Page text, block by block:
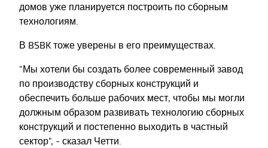
домов уже планируется построить по сборным
технологиям.
В BSBK тоже уверены в его преимуществах.
"Мы хотели бы создать более современный завод
по производству сборных конструкций и
обеспечить больше рабочих мест, чтобы мы могли
должным образом развивать технологию сборных
конструкций и постепенно выходить в частный
сектор", - сказал Четти.